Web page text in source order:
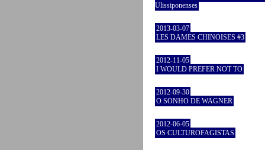
Ulissiponenses
2013-03-07
LES DAMES CHINOISES #3
2012-11-05
I WOULD PREFER NOT TO
2012-09-30
O SONHO DE WAGNER
2012-06-05
OS CULTUROFAGISTAS